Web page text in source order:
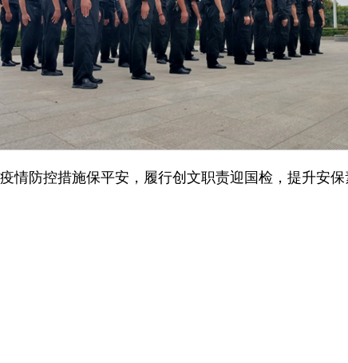
情防控措施保平安，履行创文职责迎国检，提升安